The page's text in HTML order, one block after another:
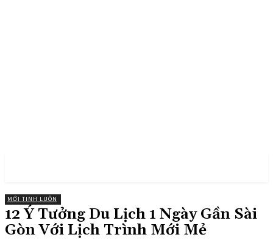
MỚI TINH LUÔN
12 Ý Tưởng Du Lịch 1 Ngày Gần Sài
Gòn Với Lịch Trình Mới Mẻ